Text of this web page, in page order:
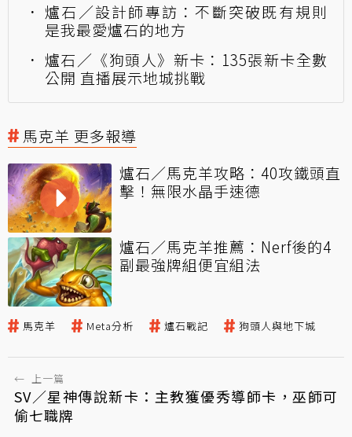
爐石／設計師專訪：不斷突破既有規則
是我最愛爐石的地方
爐石／《狗頭人》新卡：135張新卡全數
公開 直播展示地城挑戰
馬克羊 更多報導
爐石／馬克羊攻略：40攻鐵頭直
擊！無限水晶手速德
爐石／馬克羊推薦：Nerf後的4
副最強牌組便宜組法
馬克羊 Meta分析 爐石戰記 狗頭人與地下城
← 上一篇
SV／星神傳說新卡：主教獲優秀導師卡，巫師可
偷七職牌